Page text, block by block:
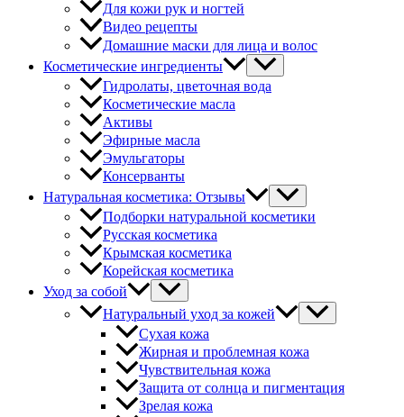
Для кожи рук и ногтей
Видео рецепты
Домашние маски для лица и волос
Косметические ингредиенты
Гидролаты, цветочная вода
Косметические масла
Активы
Эфирные масла
Эмульгаторы
Консерванты
Натуральная косметика: Отзывы
Подборки натуральной косметики
Русская косметика
Крымская косметика
Корейская косметика
Уход за собой
Натуральный уход за кожей
Сухая кожа
Жирная и проблемная кожа
Чувствительная кожа
Защита от солнца и пигментация
Зрелая кожа